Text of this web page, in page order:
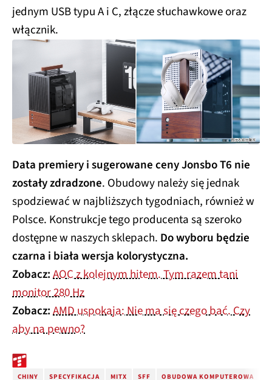
jednym USB typu A i C, złącze słuchawkowe oraz
włącznik.
Data premiery i sugerowane ceny Jonsbo T6 nie
zostały zdradzone. Obudowy należy się jednak
spodziewać w najbliższych tygodniach, również w
Polsce. Konstrukcje tego producenta są szeroko
dostępne w naszych sklepach. Do wyboru będzie
czarna i biała wersja kolorystyczna.
Zobacz: AOC z kolejnym hitem. Tym razem tani
monitor 280 Hz
Zobacz: AMD uspokaja: Nie ma się czego bać. Czy
aby na pewno?
CHINY SPECYFIKACJA MITX SFF OBUDOWA KOMPUTEROWA